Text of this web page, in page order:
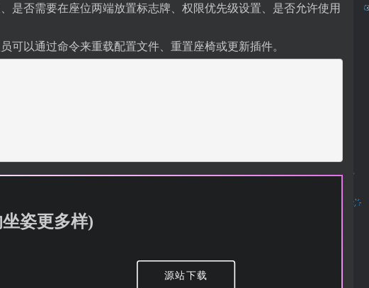
是否需要在座位两端放置标志牌、权限优先级设置、是否允许使用
以通过命令来重载配置文件、重置座椅或更新插件。
姿更多样)
源站下载